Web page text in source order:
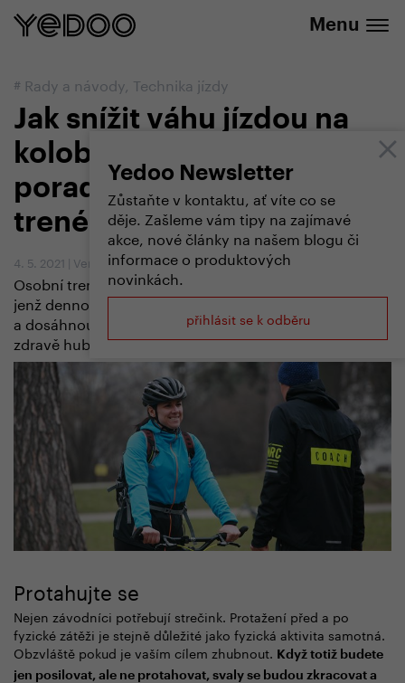
Menu
Yedoo Newsletter
Zůstaňte v kontaktu, ať víte co se
děje. Zašleme vám tipy na zajímavé
akce, nové články na našem blogu či
informace o produktových
novinkách.
přihlásit se k odběru
# Rady a návody, Technika jízdy
Jak snížit váhu jízdou na
koloběžce? Nechte si
poradit od zkušeného
trenéra
4. 5. 2021 | Vendula Kosíková,Michal Kulka
Osobní trenér a mistr světa v koloběhu Michal Kulka,
jenž dennodenně pomáhá lidem zlepšovat kondici
a dosáhnout vysněné postavy, prozradil své tipy, jak
zdravě hubnout.
Protahujte se
Nejen závodníci potřebují strečink. Protažení před a po
fyzické zátěži je stejně důležité jako fyzická aktivita samotná.
Obzvláště pokud je vaším cílem zhubnout. Když totiž budete
jen posilovat, ale ne protahovat, svaly se budou zkracovat a